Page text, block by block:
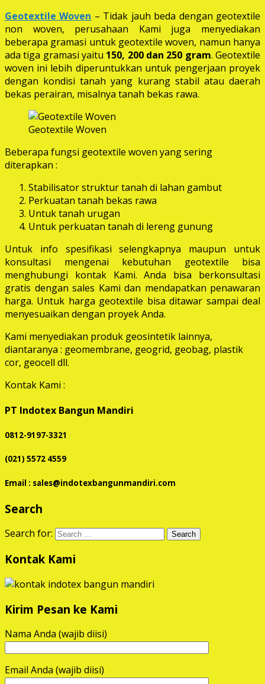
Geotextile Woven – Tidak jauh beda dengan geotextile
non woven, perusahaan Kami juga menyediakan
beberapa gramasi untuk geotextile woven, namun hanya
ada tiga gramasi yaitu 150, 200 dan 250 gram. Geotextile
woven ini lebih diperuntukkan untuk pengerjaan proyek
dengan kondisi tanah yang kurang stabil atau daerah
bekas perairan, misalnya tanah bekas rawa.
Geotextile Woven
Beberapa fungsi geotextile woven yang sering
diterapkan :
Stabilisator struktur tanah di lahan gambut
Perkuatan tanah bekas rawa
Untuk tanah urugan
Untuk perkuatan tanah di lereng gunung
Untuk info spesifikasi selengkapnya maupun untuk
konsultasi mengenai kebutuhan geotextile bisa
menghubungi kontak Kami. Anda bisa berkonsultasi
gratis dengan sales Kami dan mendapatkan penawaran
harga. Untuk harga geotextile bisa ditawar sampai deal
menyesuaikan dengan proyek Anda.
Kami menyediakan produk geosintetik lainnya,
diantaranya : geomembrane, geogrid, geobag, plastik
cor, geocell dll.
Kontak Kami :
PT Indotex Bangun Mandiri
0812-9197-3321
(021) 5572 4559
Email : sales@indotexbangunmandiri.com
Search
Search for:
Kontak Kami
Kirim Pesan ke Kami
Nama Anda (wajib diisi)
Email Anda (wajib diisi)